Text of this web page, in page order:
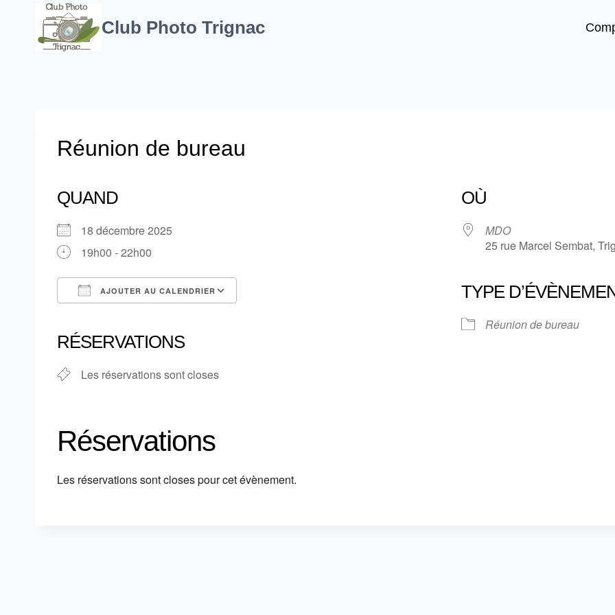
Club Photo Trignac
Réunion de bureau
QUAND
18 décembre 2025
19h00 - 22h00
AJOUTER AU CALENDRIER
iCalendar
RÉSERVATIONS
Les réservations sont closes
OÙ
MDO
25 rue Marcel Sembat,
TYPE
Réunion de bureau
Réservations
Les réservations sont closes pour cet évènement.